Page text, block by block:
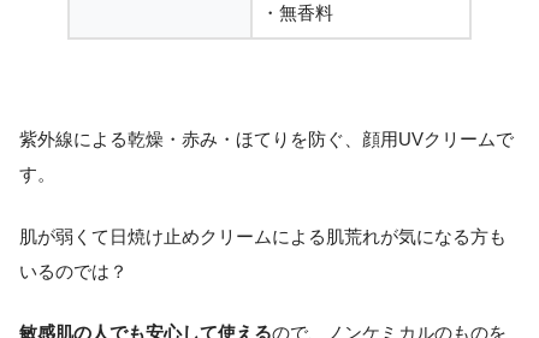
・無香料
紫外線による乾燥・赤み・ほてりを防ぐ、顔用UVクリームで
す。
肌が弱くて日焼け止めクリームによる肌荒れが気になる方も
いるのでは？
敏感肌の人でも安心して使えるので、ノンケミカルのものを